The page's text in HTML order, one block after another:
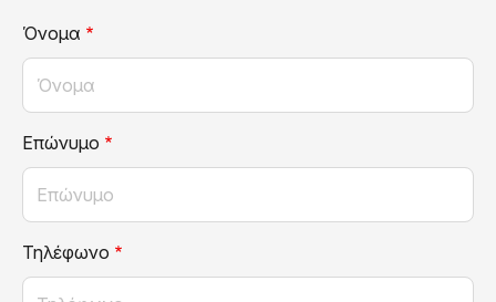
Όνομα
Επώνυμο
Τηλέφωνο